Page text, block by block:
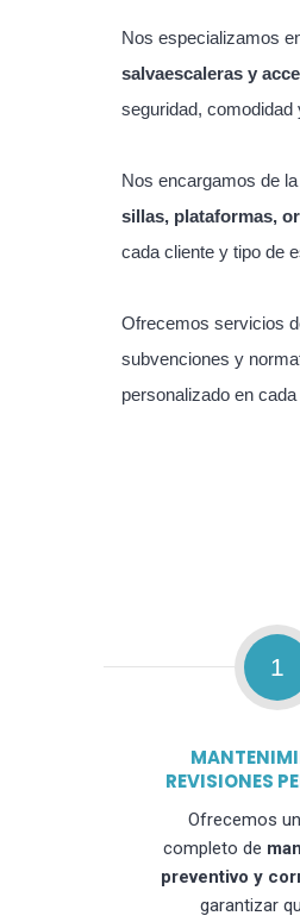
Nos especializamos
salvaescaleras y
seguridad,
Nos encargamos de
sillas, plataformas,
cada cliente y tipo de
Ofrecemos servicios
subvenciones y
personalizado en
1
REVISIONES
Ofrecemos
completo de
preventivo y
garantizar